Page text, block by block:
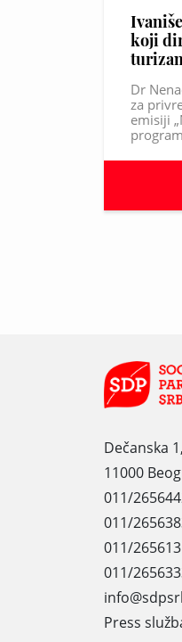
koji
Dr
za
emisiji
Dečanska
11000
011/
011/
011/
011/
Press